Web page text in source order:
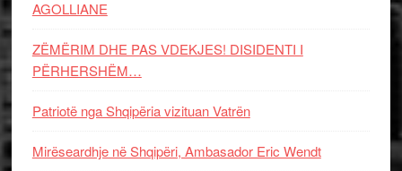
AGOLLIANE
ZËMËRIM DHE PAS VDEKJES! DISIDENTI I
PËRHERSHËM…
Patriotë nga Shqipëria vizituan Vatrën
Mirëseardhje në Shqipëri, Ambasador Eric Wendt